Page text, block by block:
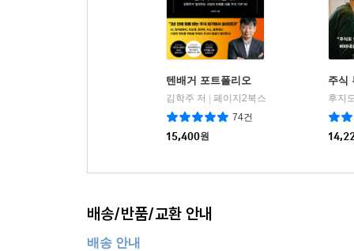
텐배거 포트폴리오
김학주 저
페이지2북스
74건
15,400원
주식
배송/반품/교환 안내
배송 안내